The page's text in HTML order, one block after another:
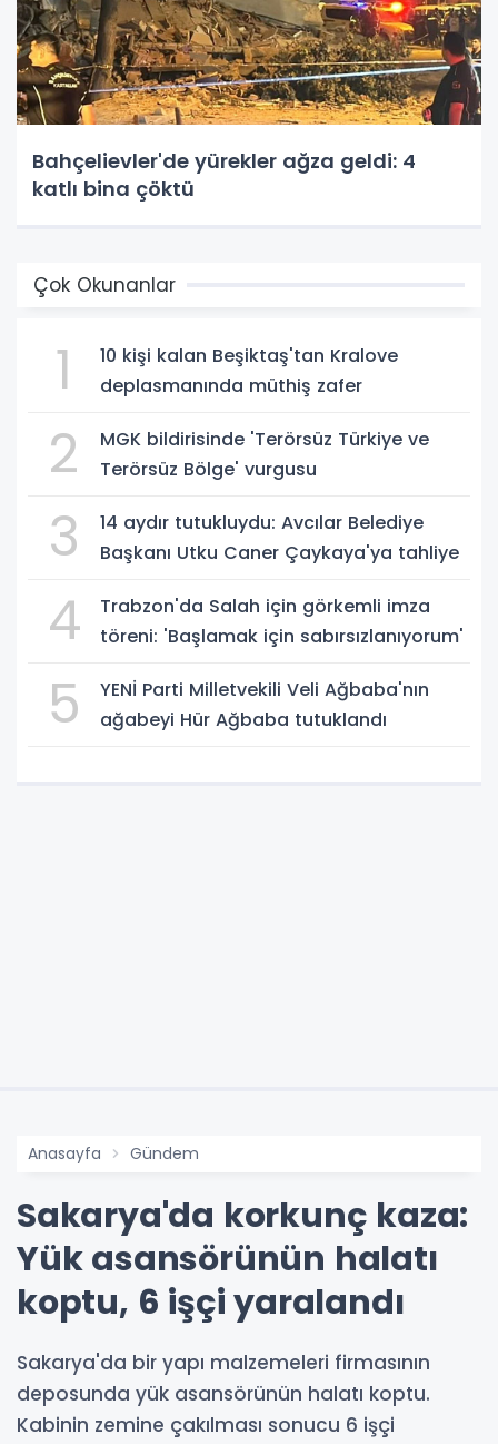
Bahçelievler'de yürekler ağza geldi: 4
katlı bina çöktü
Çok Okunanlar
1
10 kişi kalan Beşiktaş'tan Kralove
deplasmanında müthiş zafer
2
MGK bildirisinde 'Terörsüz Türkiye ve
Terörsüz Bölge' vurgusu
3
14 aydır tutukluydu: Avcılar Belediye
Başkanı Utku Caner Çaykaya'ya tahliye
4
Trabzon'da Salah için görkemli imza
töreni: 'Başlamak için sabırsızlanıyorum'
5
YENİ Parti Milletvekili Veli Ağbaba'nın
ağabeyi Hür Ağbaba tutuklandı
Anasayfa Gündem
Sakarya'da korkunç kaza:
Yük asansörünün halatı
koptu, 6 işçi yaralandı
Sakarya'da bir yapı malzemeleri firmasının
deposunda yük asansörünün halatı koptu.
Kabinin zemine çakılması sonucu 6 işçi